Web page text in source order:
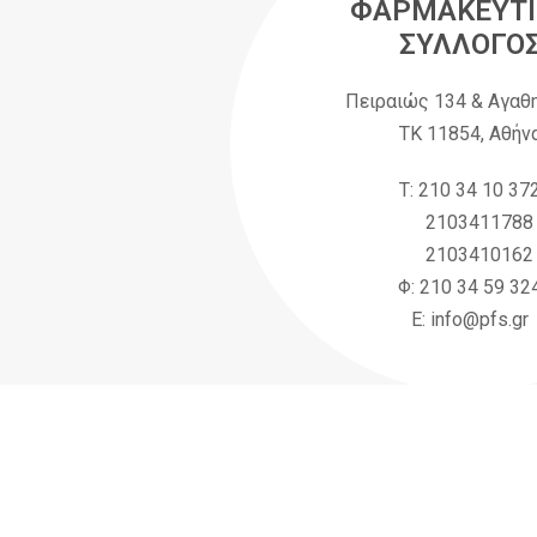
Πειραιώς 134 &
ΤΚ 11854,
Τ: 210 34 10
2103411788
2103410162
Φ: 210 34 59
Ε: info@pfs.gr